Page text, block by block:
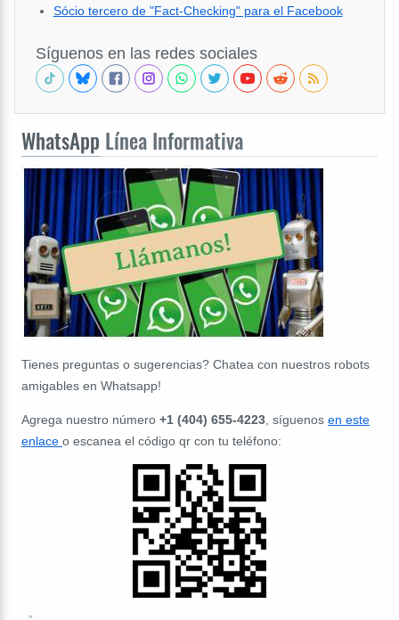
Sócio tercero de "Fact-Checking" para el Facebook
Síguenos en las redes sociales
WhatsApp Línea Informativa
Tienes preguntas o sugerencias? Chatea con nuestros robots
amigables en Whatsapp!
Agrega nuestro número +1 (404) 655-4223, síguenos en este
enlace o escanea el código qr con tu teléfono: